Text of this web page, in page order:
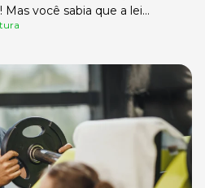
você sabia que a lei
garante um direito importante
de quem […]